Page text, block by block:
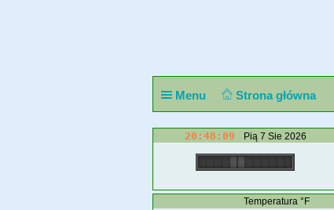
Menu Strona główna
20:48:09 Pią 7 Sie 2026
Temperatura °F